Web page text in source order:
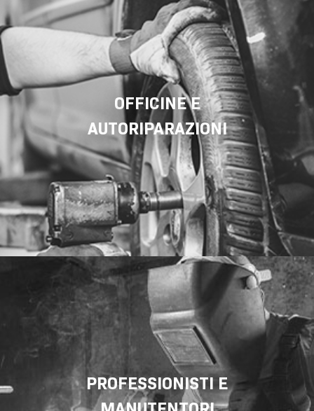
OFFICINE E
AUTORIPARAZIONI
PROFESSIONISTI E